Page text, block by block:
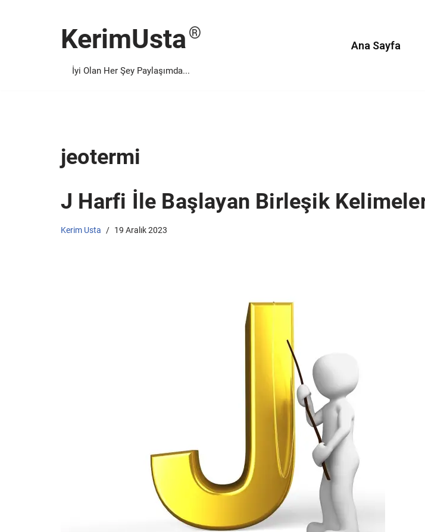
KerimUsta
İyi Olan Her Şey Paylaşımda...
Ana Sayfa
jeotermi
J Harfi İle Başlayan Birleşik
Kerim Usta 19 Aralık 2023